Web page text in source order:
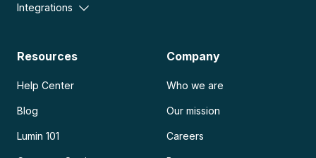
Integrations
Resources
Help Center
Blog
Lumin 101
Company
Who we are
Our mission
Careers